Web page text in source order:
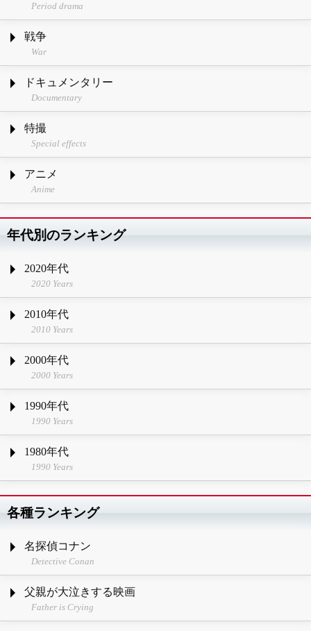
Period drama
戦争
War
ドキュメンタリー
Documentary
特撮
Special effects
アニメ
Anime
年代別のランキング
2020年代
2020 Years
2010年代
2010 Years
2000年代
2000 Years
1990年代
1990 Years
1980年代
1990 Years
各種ランキング
名探偵コナン
Detective Conan
父親が大泣きする映画
Father is Crying